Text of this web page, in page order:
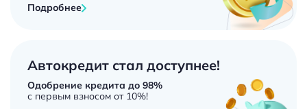
Подробнее
Автокредит стал доступнее!
Одобрение кредита до 98%
с первым взносом от 10%!